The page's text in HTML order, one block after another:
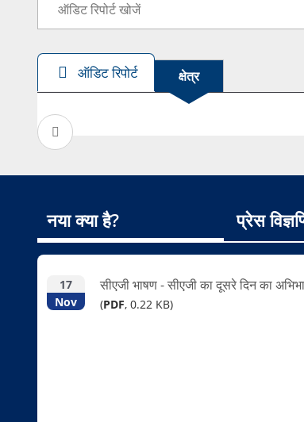
ऑडिट रिपोर्ट क्षेत्र
नया क्या है? प्रेस
17
Nov
सीएजी भाषण - सीएजी का दूसरे दिन का
(PDF, 0.22 KB)